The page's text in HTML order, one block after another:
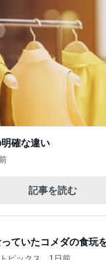
確な違い
記事を読む
ていたコメダの食玩